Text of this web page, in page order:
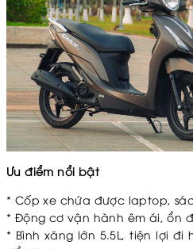
Ưu điểm nổi bật
* Cốp xe chứa được laptop,
* Động cơ vận hành êm ái, ổn
* Bình xăng lớn 5.5L, tiện lợi